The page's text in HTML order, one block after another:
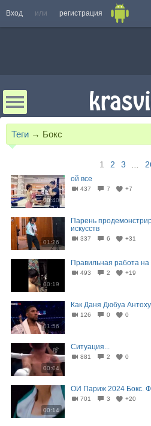
Вход или регистрация
Теги → Бокс
1 2 3
00:40
ой все
437 7 +7
01:26
Парень
искусств
337 6 +31
00:19
Правильная работа на
493 2 +19
01:56
Как Даня Дюбуа
126 0 0
00:04
Ситуация...
881 2 0
00:14
ОИ Париж 2024 Бокс.
701 3 +20